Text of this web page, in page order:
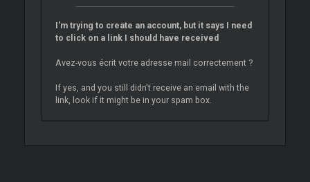
I'm trying to create an account, but it says I need
to click on a link I should have received
Avez-vous écrit votre adresse mail correctement ?
If yes, and you still didn't receive an email with the
link, look if it might be in your spam box.